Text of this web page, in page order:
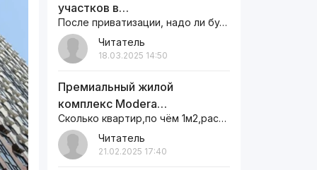
участков в…
После приватизации, надо ли будет оплачивать земельный налог ежегодно или нет
Читатель
18.03.2025 14:50
Премиальный жилой
комплекс Modera…
Сколько квартир,по чём 1м2,рассрочки как,сумма первоначальная сколько,информацию пишите на сайте,а то как…
Читатель
21.02.2025 17:40